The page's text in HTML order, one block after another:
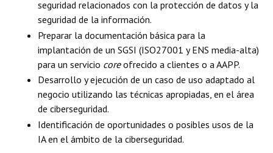
seguridad relacionados con la protección de datos y la
seguridad de la información.
Preparar la documentación básica para la
implantación de un SGSI (ISO27001 y ENS media-alta)
para un servicio coreofrecido a clientes o a AAPP.
Desarrollo y ejecución de un caso de uso adaptado al
negocio utilizando las técnicas apropiadas, en el área
de ciberseguridad.
Identificación de oportunidades o posibles usos de la
IA en el ámbito de la ciberseguridad.